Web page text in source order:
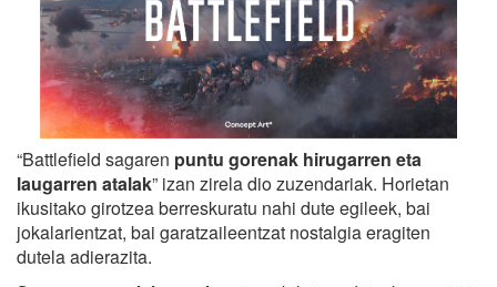
“Battlefield sagaren puntu gorenak hirugarren eta
laugarren atalak” izan zirela dio zuzendariak. Horietan
ikusitako girotzea berreskuratu nahi dute egileek, bai
jokalarientzat, bai garatzaileentzat nostalgia eragiten
dutela adierazita.